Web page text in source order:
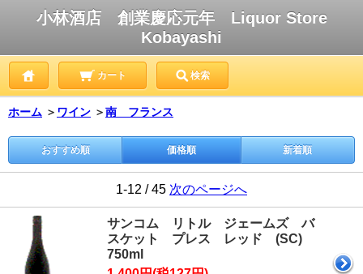
小林酒店 創業慶応元年 Liquor Store
Kobayashi
カート 検索
ホーム ＞ ワイン ＞南 フランス
おすすめ順 価格順 新着順
1-12 / 45 次のページへ
サンコム リトル ジェームズ バ
スケット プレス レッド (SC)
750ml